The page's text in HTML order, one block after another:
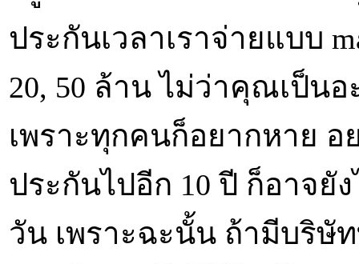
ประกันเวลาเราจ่ายแบบ
20, 50 ล้าน ไม่ว่าคุณเป็น
เพราะทุกคนก็อยากหาย อ
ประกันไปอีก 10 ปี ก็อาจยั
วัน เพราะฉะนั้น ถ้ามีบริษั